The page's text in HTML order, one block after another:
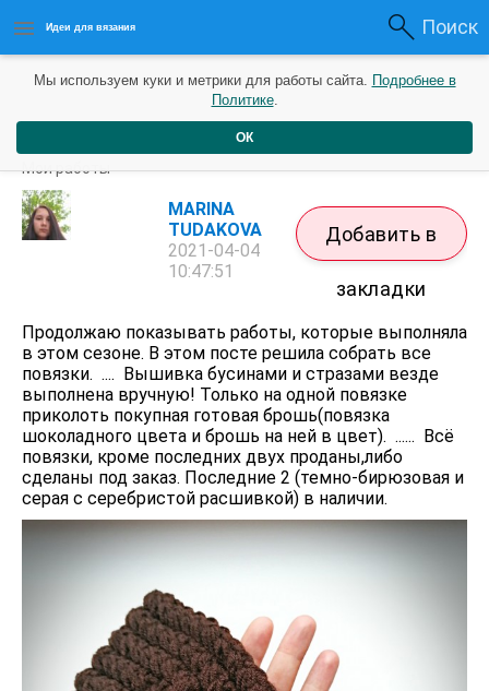
Идеи для вязания Поиск
Повязки в разных расцветках.
Мои работы
MARINA
TUDAKOVA
2021-04-04
10:47:51
Добавить в
закладки
Продолжаю показывать работы, которые выполняла
в этом сезоне. В этом посте решила собрать все
повязки. .... Вышивка бусинами и стразами везде
выполнена вручную! Только на одной повязке
приколоть покупная готовая брошь(повязка
шоколадного цвета и брошь на ней в цвет). ...... Всё
повязки, кроме последних двух проданы,либо
сделаны под заказ. Последние 2 (темно-бирюзовая и
серая с серебристой расшивкой) в наличии.
Мы используем куки и метрики для работы сайта. Подробнее в
Политике.
ОК